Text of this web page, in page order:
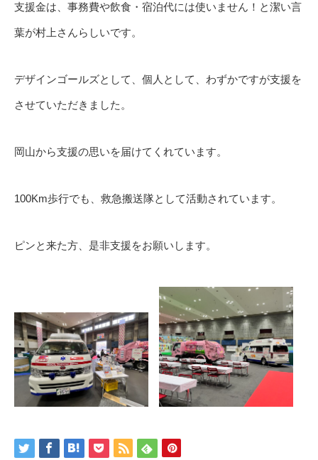
支援金は、事務費や飲食・宿泊代には使いません！と潔い言
葉が村上さんらしいです。
デザインゴールズとして、個人として、わずかですが支援を
させていただきました。
岡山から支援の思いを届けてくれています。
100Km歩行でも、救急搬送隊として活動されています。
ピンと来た方、是非支援をお願いします。